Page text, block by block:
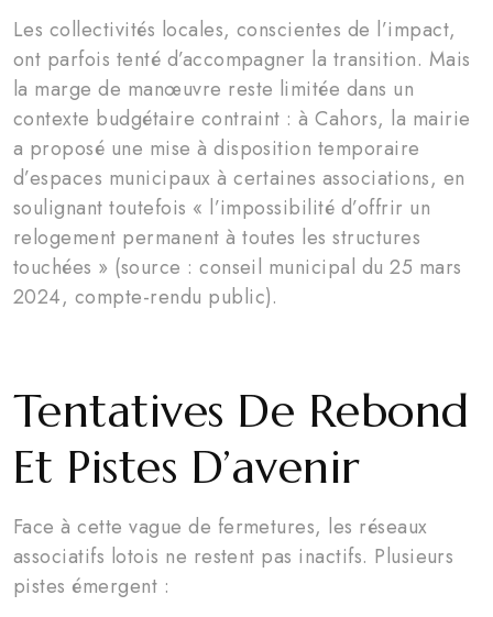
Les collectivités locales, conscientes de l’impact,
ont parfois tenté d’accompagner la transition. Mais
la marge de manœuvre reste limitée dans un
contexte budgétaire contraint : à Cahors, la mairie
a proposé une mise à disposition temporaire
d’espaces municipaux à certaines associations, en
soulignant toutefois « l’impossibilité d’offrir un
relogement permanent à toutes les structures
touchées » (source : conseil municipal du 25 mars
2024, compte-rendu public).
Tentatives De Rebond
Et Pistes D’avenir
Face à cette vague de fermetures, les réseaux
associatifs lotois ne restent pas inactifs. Plusieurs
pistes émergent :